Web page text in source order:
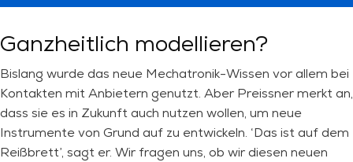
Ganzheitlich modellieren?
Bislang wurde das neue Mechatronik-Wissen vor allem bei
Kontakten mit Anbietern genutzt. Aber Preissner merkt an,
dass sie es in Zukunft auch nutzen wollen, um neue
Instrumente von Grund auf zu entwickeln. ‘Das ist auf dem
Reißbrett’, sagt er. Wir fragen uns, ob wir diesen neuen